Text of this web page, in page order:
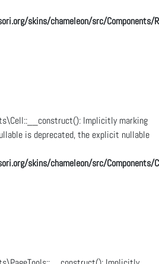
skins/chameleon/src/Components/R
Implicitly marking
is deprecated, the explicit nullable
skins/chameleon/src/Components/C